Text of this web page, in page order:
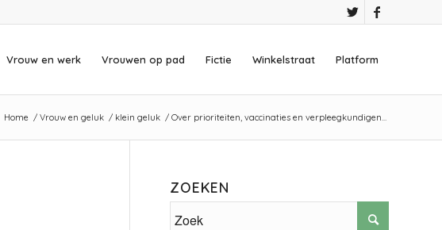
Vrouw en werk Vrouwen op pad Fictie Winkelstraat Platform
Home / Vrouw en geluk / klein geluk / Over prioriteiten, vaccinaties en verpleegkundigen…
ZOEKEN